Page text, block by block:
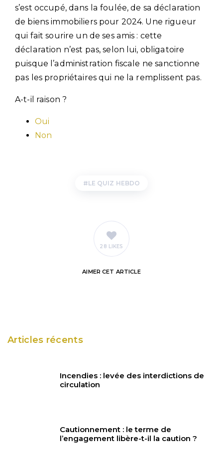
s’est occupé, dans la foulée, de sa déclaration
de biens immobiliers pour 2024. Une rigueur
qui fait sourire un de ses amis : cette
déclaration n’est pas, selon lui, obligatoire
puisque l’administration fiscale ne sanctionne
pas les propriétaires qui ne la remplissent pas.
A-t-il raison ?
Oui
Non
LE QUIZ HEBDO
28 LIKES
AIMER CET ARTICLE
Articles récents
Incendies : levée des interdictions de
circulation
Cautionnement : le terme de
l’engagement libère-t-il la caution ?